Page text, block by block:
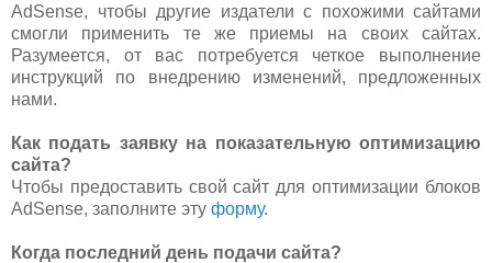
AdSense, чтобы другие издатели с похожими сайтами
смогли применить те же приемы на своих сайтах.
Разумеется, от вас потребуется четкое выполнение
инструкций по внедрению изменений, предложенных
нами.
Как подать заявку на показательную оптимизацию
сайта?
Чтобы предоставить свой сайт для оптимизации блоков
AdSense, заполните эту форму.
Когда последний день подачи сайта?